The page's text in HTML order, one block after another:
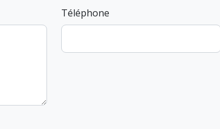
Téléphone